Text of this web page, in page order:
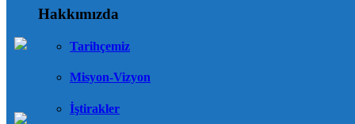
Hakkımızda
Tarihçemiz
Misyon-Vizyon
İştirakler